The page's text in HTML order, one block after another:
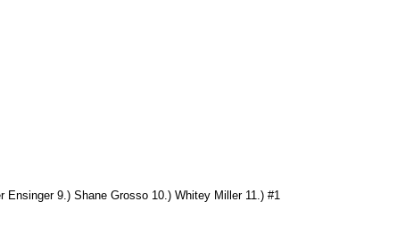
9.) Shane Grosso 10.) Whitey Miller 11.) #1